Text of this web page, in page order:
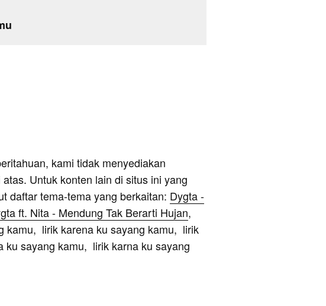
kami tidak menyediakan
Untuk konten lain di situs ini yang
daftar tema-tema yang berkaitan: Dygta -
ft. Nita - Mendung Tak Berarti Hujan,
kamu, lirik karena ku sayang kamu, lirik
ku sayang kamu, lirik karna ku sayang